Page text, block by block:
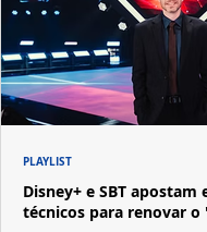
Disney+ e SBT
técnicos para renovar o
PLAYLIST